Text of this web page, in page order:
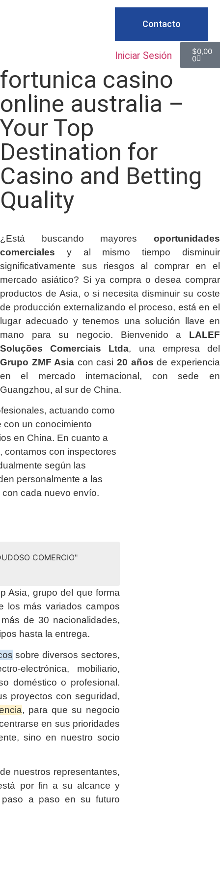
Contacto
Iniciar Sesión $0,00
0
fortunica casino
online australia –
Your Top
Destination for
Casino and Betting
Quality
¿Está buscando mayores oportunidades
comerciales y al mismo tiempo disminuir
significativamente sus riesgos al comprar en el
mercado asiático? Si ya compra o desea comprar
productos de Asia, o si necesita disminuir su coste
de producción externalizando el proceso, está en el
lugar adecuado y tenemos una solución llave en
mano para su negocio. Bienvenido a LALEF
Soluções Comerciais Ltda, una empresa del
Grupo ZMF Asia con casi20 años de experiencia
en el mercado internacional, con sede en
Guangzhou, al sur de China.
actuando como
con un conocimiento
en China. En cuanto a
contamos con inspectores
según las
personalmente a las
cada nuevo envío.
COMERCIO"
Asia, grupo del que forma
los más variados campos
de 30 nacionalidades,
hasta la entrega.
sobre diversos sectores,
electrónica, mobiliario,
doméstico o profesional.
proyectos con seguridad,
, para que su negocio
en sus prioridades
sino en nuestro socio
nuestros representantes,
por fin a su alcance y
paso a paso en su futuro